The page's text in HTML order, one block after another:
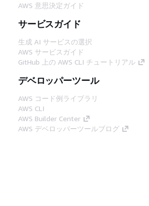
AWS 意思決定ガイド
サービスガイド
生成 AI サービスの選択
AWS サービスガイド
GitHub 上の AWS CLI チュートリアル
デベロッパーツール
AWS コード例ライブラリ
AWS CLI
AWS Builder Center
AWS デベロッパーツールブログ